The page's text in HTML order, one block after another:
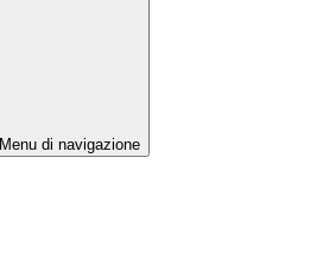
Menu di navigazione